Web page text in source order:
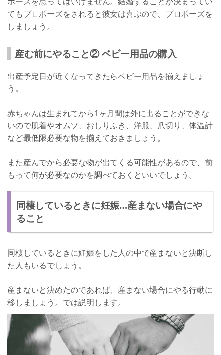
てもプロポーズをされると彼女は喜ぶので、プロポーズを
しましょう。
産む前にやること② ベビー用品の購入
出産予定日が近くなってきたらベビー用品を揃えましょ
う。
赤ちゃんは生まれてから1ヶ月間は外に出ることができな
いので肌着やオムツ、おしりふき、洋服、爪切り、体温計
など最低限必要な物を揃えておきましょう。
また産んでから必要な物が出てくる可能性があるので、前
もって何が必要なのかを調べておくといいでしょう。
同棲しているときに妊娠…産まない場合にや
ること
同棲しているときに妊娠をした人の中で産まないと決断し
た人もいるでしょう。
産まないと決めたのであれば、産まない場合にやる行動に
移しましょう。では説明します。